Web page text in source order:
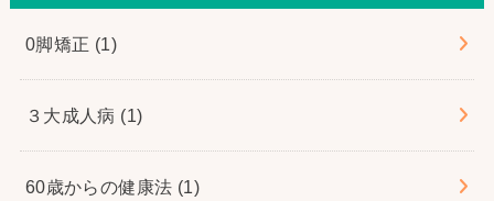
0脚矯正 (1)
３大成人病 (1)
60歳からの健康法 (1)